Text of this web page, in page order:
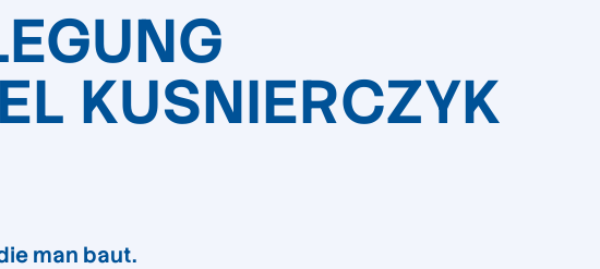
KUSNIERCZYK
man baut.